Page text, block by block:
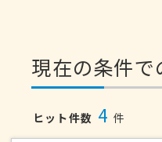
現在の条件
ヒット件数 4 件